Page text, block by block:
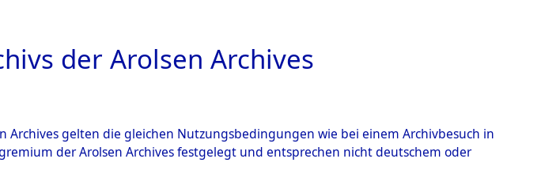
ÜBERSICHT BILD
der Arolsen Archives
Archives gelten die gleichen Nutzungsbedingungen wie bei einem Archivbesuch in
der Arolsen Archives festgelegt und entsprechen nicht deutschem oder